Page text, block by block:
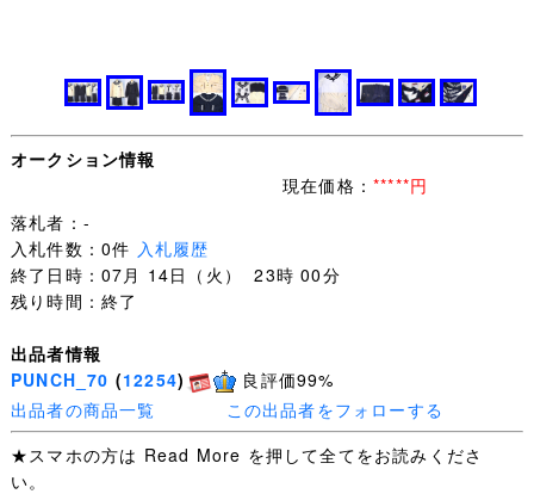
オークション情報
現在価格： *****円
落札者：-
入札件数：0件 入札履歴
終了日時：07月 14日（火） 23時 00分
残り時間：終了
出品者情報
PUNCH_70 (12254)
良評価99%
出品者の商品一覧
この出品者をフォローする
★スマホの方は Read More を押して全てをお読みくださ
い。